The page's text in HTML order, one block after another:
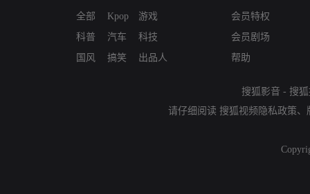
全部
科普
国风
Kpop
汽车
搞笑
游戏
科技
出品人
会员特权
会员剧场
帮助
搜狐影音 - 搜
请仔细阅读 搜狐视频隐私政策、